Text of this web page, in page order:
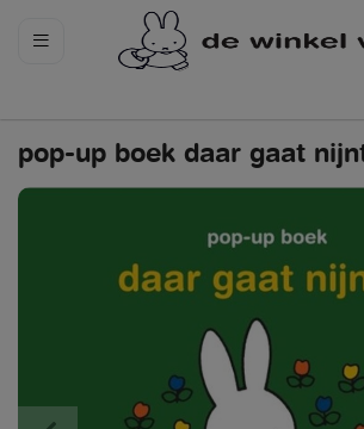
pop-up boek daar gaat